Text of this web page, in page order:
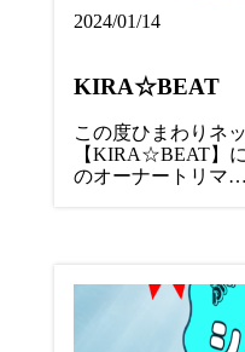
2024/01/14
KIRA☆BEAT
この度ひまわりネ
【KIRA☆BEAT】
のオーナートリマ…